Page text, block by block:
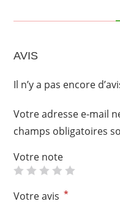
AVIS
Il n’y a pas encore
Votre adresse e-mail
champs obligatoires
Votre note
Votre avis *